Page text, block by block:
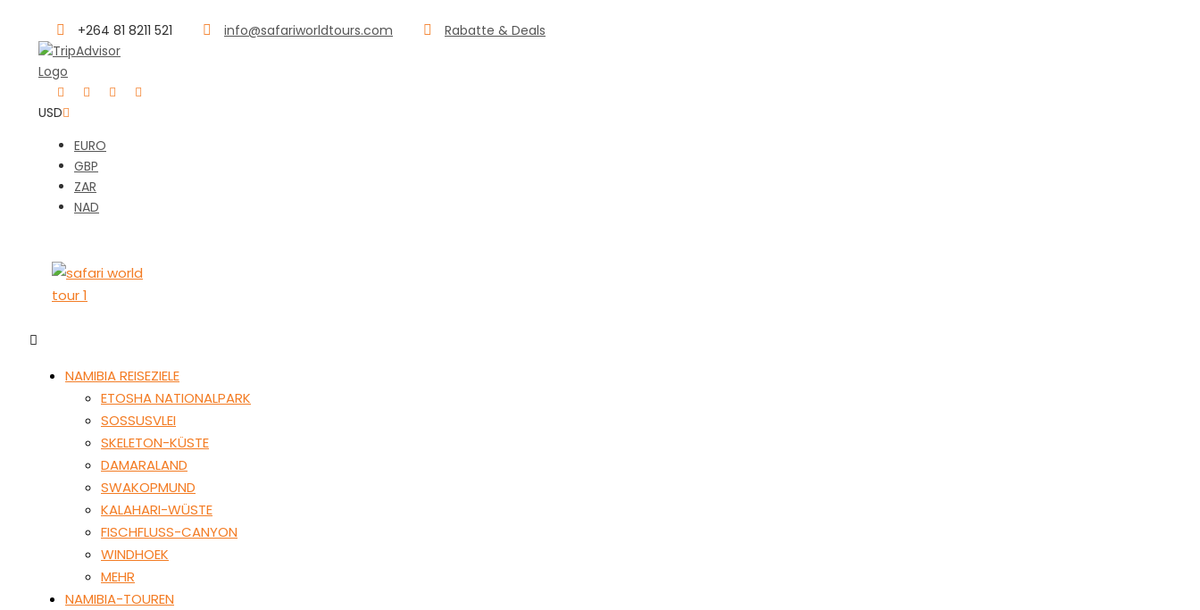
+264 81 8211 521 info@safariworldtours.com Rabatte & Deals
USD
EURO
GBP
ZAR
NAD
NAMIBIA REISEZIELE
ETOSHA NATIONALPARK
SOSSUSVLEI
SKELETON-KÜSTE
DAMARALAND
SWAKOPMUND
KALAHARI-WÜSTE
FISCHFLUSS-CANYON
WINDHOEK
MEHR
NAMIBIA-TOUREN